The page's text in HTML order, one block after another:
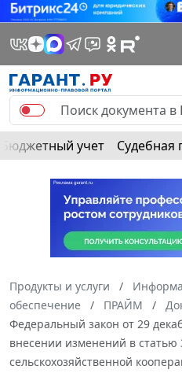
Бюджетный учет Судебная
Продукты и услуги
обеспечение
ПРАЙМ
Федеральный закон от 29
внесении изменений в статью
сельскохозяйственной